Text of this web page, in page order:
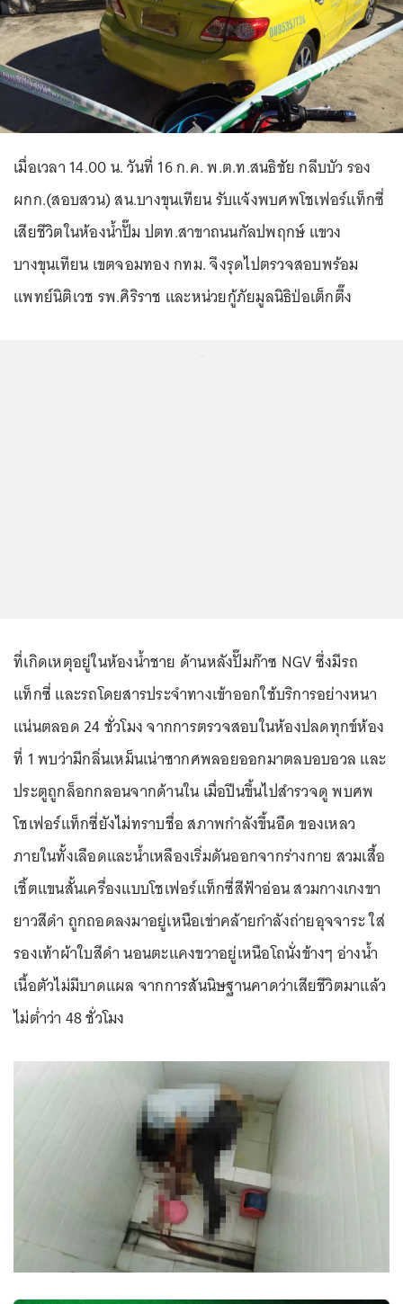
เมื่อเวลา 14.00 น. วันที่ 16 ก.ค. พ.ต.ท.สนธิชัย กลีบบัว รอง
ผกก.(สอบสวน) สน.บางขุนเทียน รับแจ้งพบศพโชเฟอร์แท็กซี่
เสียชีวิตในห้องน้ำปั๊ม ปตท.สาขาถนนกัลปพฤกษ์ แขวง
บางขุนเทียน เขตจอมทอง กทม. จึงรุดไปตรวจสอบพร้อม
แพทย์นิติเวช รพ.ศิริราช และหน่วยกู้ภัยมูลนิธิป่อเต็กตึ๊ง
ที่เกิดเหตุอยู่ในห้องน้ำชาย ด้านหลังปั๊มก๊าซ NGV ซึ่งมีรถ
แท็กซี่ และรถโดยสารประจำทางเข้าออกใช้บริการอย่างหนา
แน่นตลอด 24 ชั่วโมง จากการตรวจสอบในห้องปลดทุกข์ห้อง
ที่ 1 พบว่ามีกลิ่นเหม็นเน่าซากศพลอยออกมาตลบอบอวล และ
ประตูถูกล็อกกลอนจากด้านใน เมื่อปีนขึ้นไปสำรวจดู พบศพ
โชเฟอร์แท็กซี่ยังไม่ทราบชื่อ สภาพกำลังขึ้นอืด ของเหลว
ภายในทั้งเลือดและน้ำเหลืองเริ่มดันออกจากร่างกาย สวมเสื้อ
เชิ้ตแขนสั้นเครื่องแบบโชเฟอร์แท็กซี่สีฟ้าอ่อน สวมกางเกงขา
ยาวสีดำ ถูกถอดลงมาอยู่เหนือเข่าคล้ายกำลังถ่ายอุจจาระ ใส่
รองเท้าผ้าใบสีดำ นอนตะแคงขวาอยู่เหนือโถนั่งข้างๆ อ่างน้ำ
เนื้อตัวไม่มีบาดแผล จากการสันนิษฐานคาดว่าเสียชีวิตมาแล้ว
ไม่ต่ำว่า 48 ชั่วโมง